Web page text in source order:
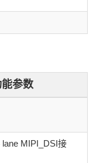
参数
MIPI_DSI接